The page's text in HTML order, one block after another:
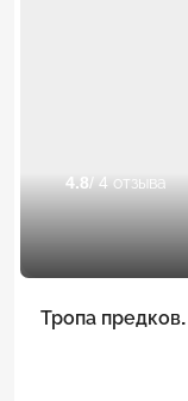
4.8/ 4 отзыва
Тропа